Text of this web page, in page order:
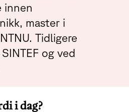
innen
master i
Tidligere
og ved
i dag?